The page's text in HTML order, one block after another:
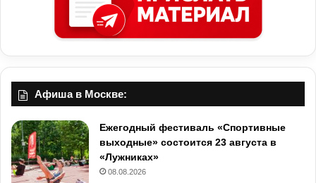
Афиша в Москве:
Ежегодный фестиваль «Спортивные
выходные» состоится 23 августа в
«Лужниках»
08.08.2026